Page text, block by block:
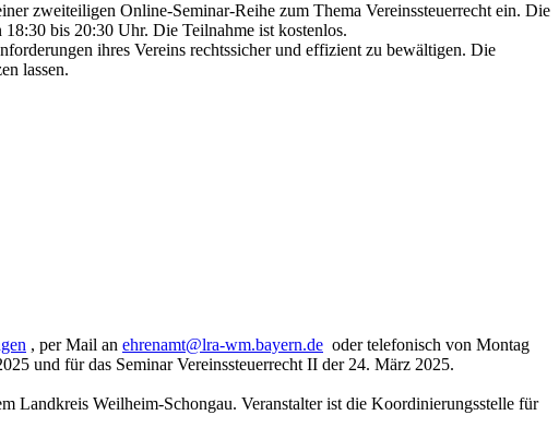
zweiteiligen Online-Seminar-Reihe zum Thema Vereinssteuerrecht ein. Die
bis 20:30 Uhr. Die Teilnahme ist kostenlos.
ihres Vereins rechtssicher und effizient zu bewältigen. Die
lassen.
, per Mail an ehrenamt@lra-wm.bayern.de oder telefonisch von Montag
und für das Seminar Vereinssteuerrecht II der 24. März 2025.
Landkreis Weilheim-Schongau. Veranstalter ist die Koordinierungsstelle für